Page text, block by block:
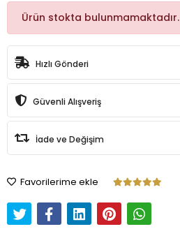
Ürün stokta bulunmamaktadır.
Hızlı Gönderi
Güvenli Alışveriş
İade ve Değişim
Favorilerime ekle